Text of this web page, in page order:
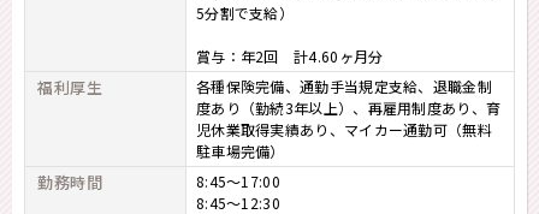
5分割で支給）
賞与：年2回 計4.60ヶ月分
福利厚生
各種保険完備、通勤手当規定支給、退職金制
度あり（勤続3年以上）、再雇用制度あり、育
児休業取得実績あり、マイカー通勤可（無料
駐車場完備）
勤務時間
8:45～17:00
8:45～12:30